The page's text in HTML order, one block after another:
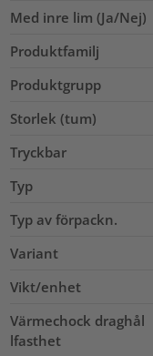
Med inre lim (Ja/Nej)
Produktfamilj
Produktgrupp
Storlek (tum)
Tryckbar
Typ
Typ av förpackn.
Variant
Vikt/enhet
Värmechock draghål
lfasthet